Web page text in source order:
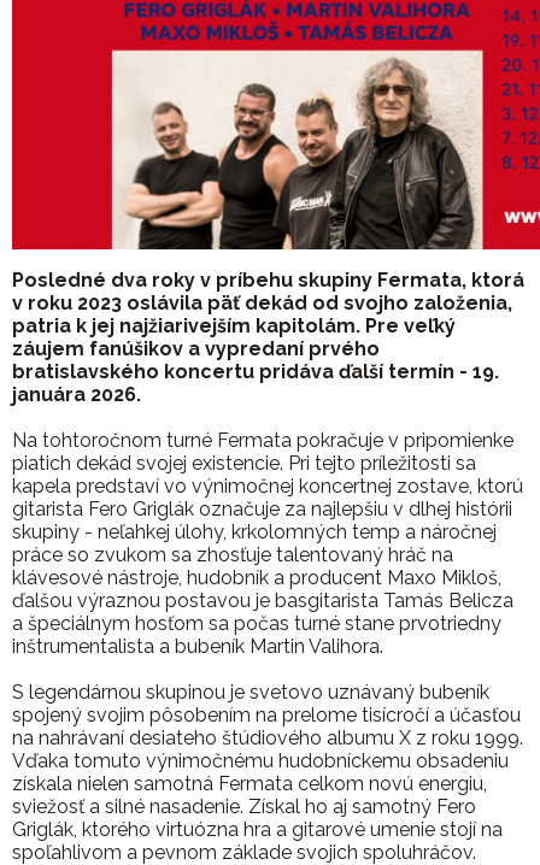
Posledné dva roky v príbehu skupiny Fermata, ktorá
v roku 2023 oslávila päť dekád od svojho založenia,
patria k jej najžiarivejším kapitolám. Pre veľký
záujem fanúšikov a vypredaní prvého
bratislavského koncertu pridáva ďalší termín - 19.
januára 2026.
Na tohtoročnom turné Fermata pokračuje v pripomienke
piatich dekád svojej existencie. Pri tejto príležitosti sa
kapela predstaví vo výnimočnej koncertnej zostave, ktorú
gitarista Fero Griglák označuje za najlepšiu v dlhej histórii
skupiny - neľahkej úlohy, krkolomných temp a náročnej
práce so zvukom sa zhosťuje talentovaný hráč na
klávesové nástroje, hudobník a producent Maxo Mikloš,
ďalšou výraznou postavou je basgitarista Tamás Belicza
a špeciálnym hosťom sa počas turné stane prvotriedny
inštrumentalista a bubeník Martin Valihora.
S legendárnou skupinou je svetovo uznávaný bubeník
spojený svojim pôsobením na prelome tisícročí a účasťou
na nahrávaní desiateho štúdiového albumu X z roku 1999.
Vďaka tomuto výnimočnému hudobníckemu obsadeniu
získala nielen samotná Fermata celkom novú energiu,
sviežosť a silné nasadenie. Získal ho aj samotný Fero
Griglák, ktorého virtuózna hra a gitarové umenie stojí na
spoľahlivom a pevnom základe svojich spoluhráčov.